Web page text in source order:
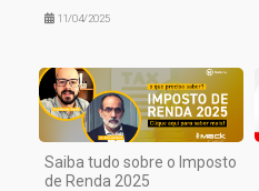
11/04/2025
Saiba tudo sobre o Imposto
de Renda 2025